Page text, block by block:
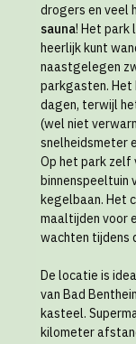
drogers en veel
sauna! Het park
heerlijk kunt
naastgelegen
parkgasten. Het
dagen, terwijl
(wel niet
snelheidsmeter
Op het park zelf
binnenspeeltuin
kegelbaan. Het
maaltijden voor
wachten tijdens
De locatie is
van Bad
kasteel.
kilometer